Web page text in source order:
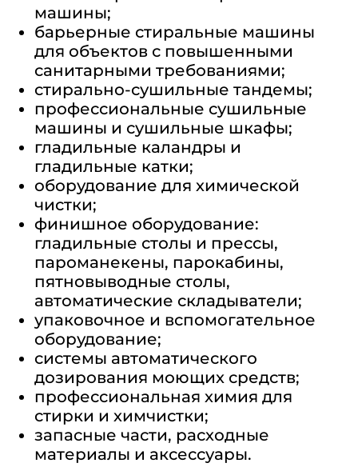
14-25
15-18
15-20
20
20-25
20-27
20-30
25-30
25-35
30-35
30-40
35-40
50
55
60
100
100-380
200
–
Назначение:
Брюки
Верхняя одежда
Крупные изделия
Мелкие изделия
Полотенца
Постельное белье
машины;
барьерные стиральные машины
для объектов с повышенными
санитарными требованиями;
стирально-сушильные тандемы;
профессиональные сушильные
машины и сушильные шкафы;
гладильные каландры и
гладильные катки;
оборудование для химической
чистки;
финишное оборудование:
гладильные столы и прессы,
пароманекены, парокабины,
пятновыводные столы,
автоматические складыватели;
упаковочное и вспомогательное
оборудование;
системы автоматического
дозирования моющих средств;
профессиональная химия для
стирки и химчистки;
запасные части, расходные
материалы и аксессуары.